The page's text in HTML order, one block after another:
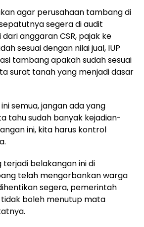
agar perusahaan tambang di
segera di audit
anggaran CSR, pajak ke
sesuai dengan nilai jual, IUP
tambang apakah sudah sesuai
surat tanah yang menjadi dasar
semua, jangan ada yang
tahu sudah banyak kejadian-
ini, kita harus kontrol
belakangan ini di
telah mengorbankan warga
segera, pemerintah
tidak boleh menutup mata